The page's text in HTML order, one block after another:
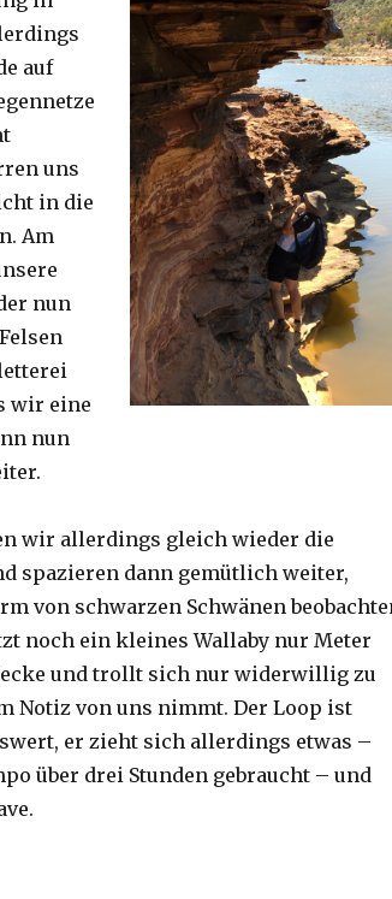
auf
uns
in die
Am
nun
wir eine
nun
wir allerdings gleich wieder die
spazieren dann gemütlich weiter,
von schwarzen Schwänen
noch ein kleines Wallaby nur Meter
und trollt sich nur widerwillig zu
Notiz von uns nimmt. Der Loop ist
er zieht sich allerdings etwas –
über drei Stunden gebraucht – und